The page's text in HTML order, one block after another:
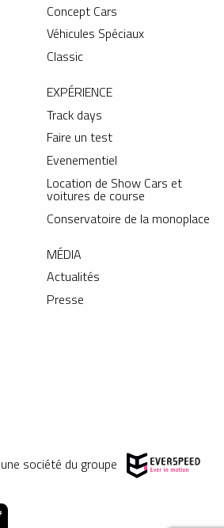
Concept Cars
Véhicules Spéciaux
Classic
EXPÉRIENCE
Track days
Faire un test
Evenementiel
Location de Show Cars et
voitures de course
Conservatoire de la monoplace
MÉDIA
Actualités
Presse
société du groupe